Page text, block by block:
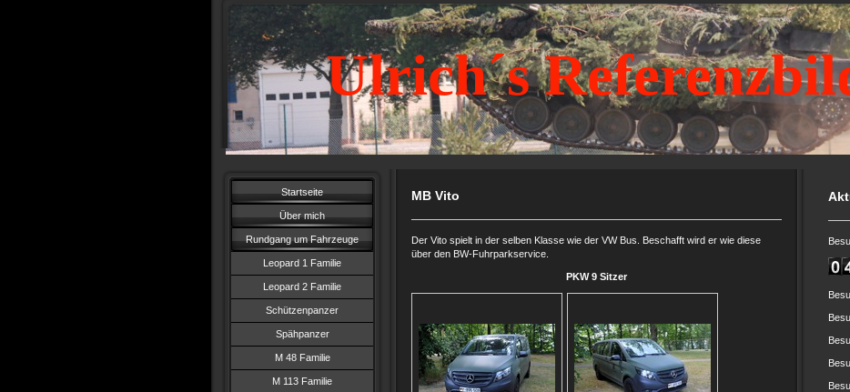
Ulrich´s
Startseite
Über mich
Rundgang um Fahrzeuge
Leopard 1 Familie
Leopard 2 Familie
Schützenpanzer
Spähpanzer
M 48 Familie
M 113 Familie
MB Vito
Der Vito spielt in der selben Klasse wie der VW Bus. Beschafft wird er wie diese
über den BW-Fuhrparkservice.
PKW 9 Sitzer